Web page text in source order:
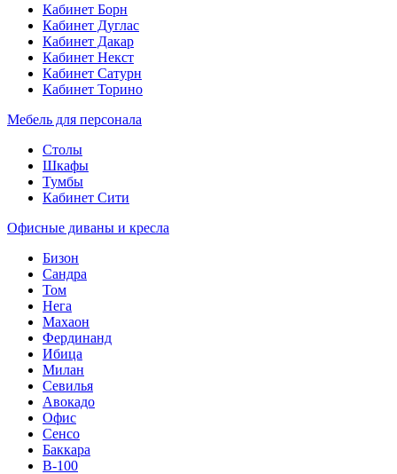
Кабинет Борн
Кабинет Дуглас
Кабинет Дакар
Кабинет Некст
Кабинет Сатурн
Кабинет Торино
Мебель для персонала
Столы
Шкафы
Тумбы
Кабинет Сити
Офисные диваны и кресла
Бизон
Сандра
Том
Нега
Махаон
Фердинанд
Ибица
Милан
Севилья
Авокадо
Офис
Сенсо
Баккара
В-100